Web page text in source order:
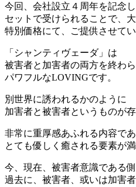
今回、会社設立４周年を記念
セットで受けられることで、
特別価格にて、ご提供させて
「シャンティヴェーダ」は
被害者と加害者の両方を終わら
パワフルなLOVINGです。
別世界に誘われるかのように
加害者と被害者というものが
非常に重厚感あふれる内容で
とても優しく癒される要素が
今、現在、被害者意識である
過去に、被害者、或いは加害